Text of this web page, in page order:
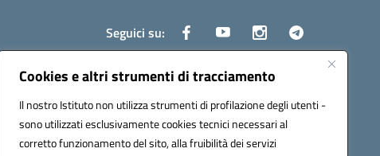
Cookies e altri strumenti di tracciamento
Il nostro Istituto non utilizza strumenti di profilazione degli utenti -
sono utilizzati esclusivamente cookies tecnici necessari al
corretto funzionamento del sito, alla fruibilità dei servizi
Seguici su:
pais01700b@pec.istruzione.it